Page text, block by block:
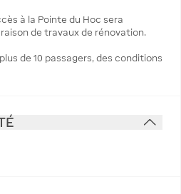
à la Pointe du Hoc sera
de travaux de rénovation.
de 10 passagers, des conditions